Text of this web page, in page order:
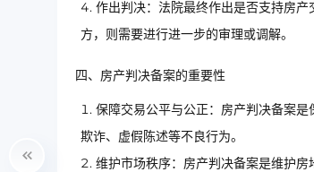
作出判决：法院最终作出是否支持房
方，则需要进行进一步的审理或调解。
四、房产判决备案的重要性
保障交易公平与公正：房产判决备案
欺诈、虚假陈述等不良行为。
维护市场秩序：房产判决备案是维护